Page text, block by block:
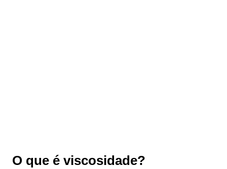
O que é viscosidade?